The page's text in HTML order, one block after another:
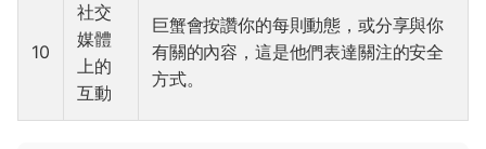
10
社交
媒體
上的
互動
巨蟹會按讚你的每則動態，或分享與你
有關的內容，這是他們表達關注的安全
方式。